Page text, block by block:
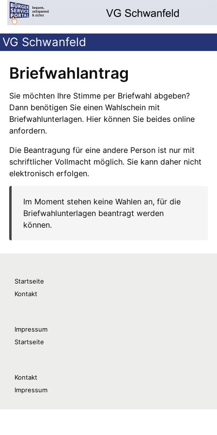
VG Schwanfeld
Startseite
Kontakt
Impressum
Startseite
Kontakt
Impressum